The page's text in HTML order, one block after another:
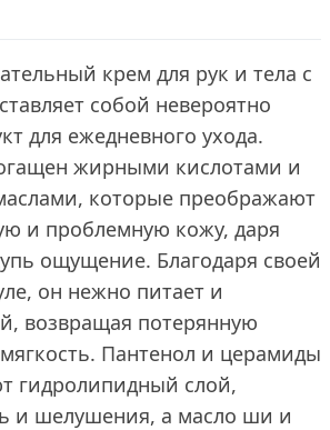
крем для рук и тела с
собой невероятно
для ежедневного ухода.
жирными кислотами и
которые преображают
и проблемную кожу, даря
ощущение. Благодаря своей
он нежно питает и
возвращая потерянную
Пантенол и церамиды
гидролипидный слой,
и шелушения, а масло ши и